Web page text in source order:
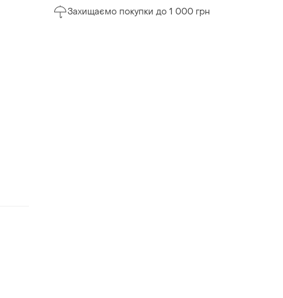
Захищаємо покупки до 1 000 грн